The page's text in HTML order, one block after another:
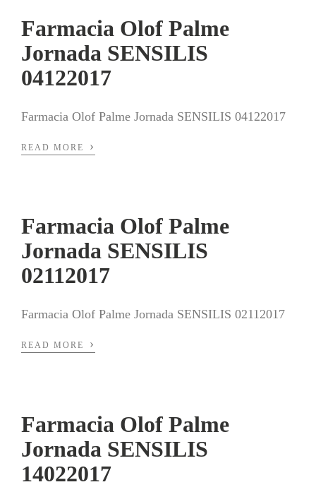
Farmacia Olof Palme
Jornada SENSILIS
04122017
Farmacia Olof Palme Jornada SENSILIS 04122017
READ MORE ›
Farmacia Olof Palme
Jornada SENSILIS
02112017
Farmacia Olof Palme Jornada SENSILIS 02112017
READ MORE ›
Farmacia Olof Palme
Jornada SENSILIS
14022017